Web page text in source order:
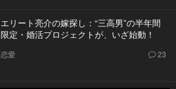
エリート亮介の嫁探し：“三高男”の半年間
限定・婚活プロジェクトが、いざ始動！
恋愛 23